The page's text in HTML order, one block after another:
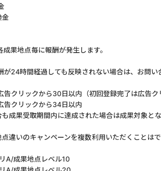
金
果地点毎に報酬が発生します。
が24時間経過しても反映されない場合は、お問い
リックから30日以内（初回登録完了は広告ク
告クリックから34日以内
成果受取期間内に達成された場合は成果対象とな
違いのキャンペーンを複数利用いただくことはで
A/成果地点レベル10